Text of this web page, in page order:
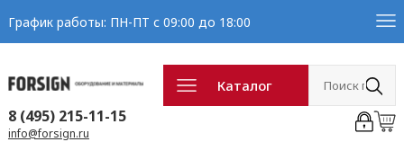
График работы: ПН-ПТ с 09:00 до 18:00
Каталог
8 (495) 215-11-15
info@forsign.ru